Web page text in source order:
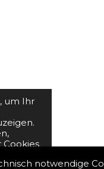
um Ihr
Cookies
notwendige